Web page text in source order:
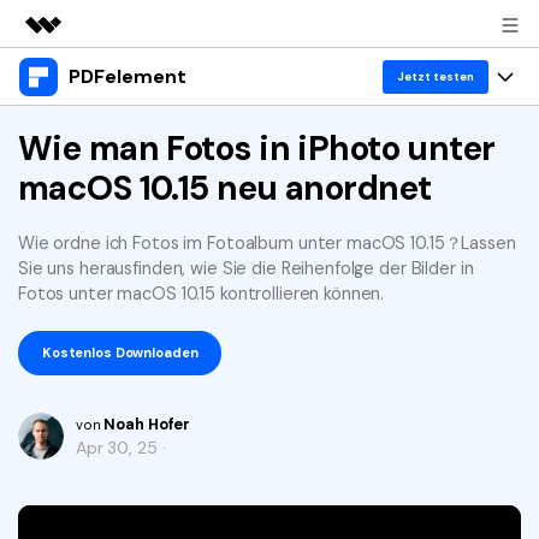
Top-Produkte
Dienstprogramme
Business
Überblick
Über uns
Presseraum
Support
PDFelement Jetzt testen
Produkte
Desktop
PDFelement für Windows
PDFelement für Mac
Mobile App
PDFelement für Android
Lösungen
Benutzer im Bildungswesen
PDF lesen
PDF kommentieren
PDF kombinieren
Ressourcen
Top PDF-Software
Mac-Software
10p+ Unternehmen
Wie man Fotos in iPhoto unter
macOS 10.15 neu anordnet
Wie ordne ich Fotos im Fotoalbum unter macOS 10.15？Lassen
Sie uns herausfinden, wie Sie die Reihenfolge der Bilder in
Fotos unter macOS 10.15 kontrollieren können.
Kostenlos Downloaden
von Noah Hofer
Apr 30, 25 ·